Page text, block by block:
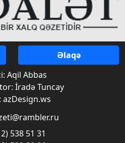
Əlaqə
Aqil Abbas
İradə Tuncay
azDesign.ws
538 51 31